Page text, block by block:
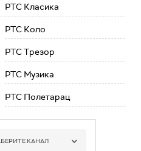
РТС Класика
РТС Коло
РТС Трезор
РТС Музика
РТС Полетарац
КАНАЛ